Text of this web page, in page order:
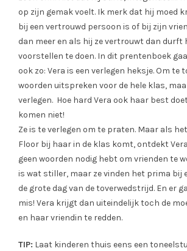
op zijn gemak voelt. Ik merk dat hij moed
bij een vertrouwd persoon is of bij zijn
dan meer en als hij ze vertrouwt dan durft
voorstellen te doen. In dit prentenboek
ook zo: Vera is een verlegen heksje. Om te
woorden uitspreken voor de hele klas,
verlegen. Hoe hard Vera ook haar best
komen niet!
Ze is te verlegen om te praten. Maar als
Floor bij haar in de klas komt, ontdekt
geen woorden nodig hebt om vrienden te
is wat stiller, maar ze vinden het prima bij
de grote dag van de toverwedstrijd. En er
mis! Vera krijgt dan uiteindelijk toch de
en haar vriendin te redden.
TIP: Laat kinderen thuis eens een